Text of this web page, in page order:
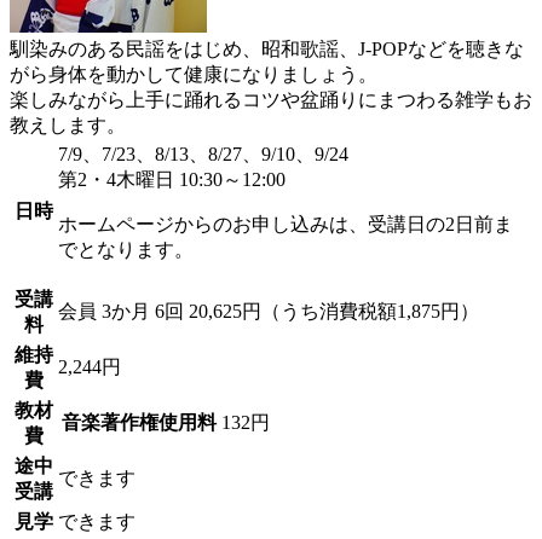
馴染みのある民謡をはじめ、昭和歌謡、J-POPなどを聴きな
がら身体を動かして健康になりましょう。
楽しみながら上手に踊れるコツや盆踊りにまつわる雑学もお
教えします。
日時
7/9、7/23、8/13、8/27、9/10、9/24
第2・4木曜日 10:30～12:00
ホームページからのお申し込みは、受講日の2日前ま
でとなります。
受講
料
会員 3か月 6回 20,625円（うち消費税額1,875円）
維持
費
2,244円
教材
費
音楽著作権使用料 132円
途中
受講
できます
見学 できます